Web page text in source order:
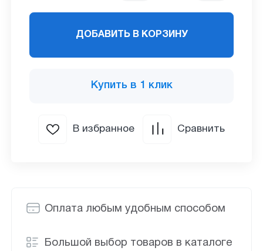
Оплата любым удобным способом
Большой выбор товаров в каталоге
ДОБАВИТЬ В КОРЗИНУ
Купить в 1 клик
В избранное Сравнить